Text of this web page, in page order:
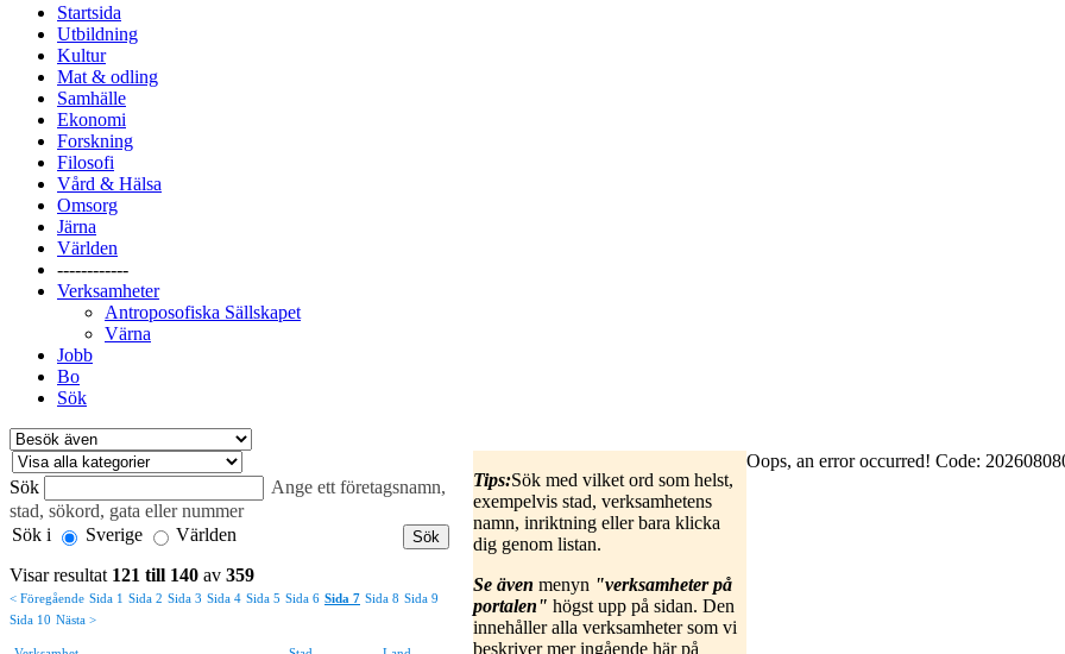
Startsida
Utbildning
Kultur
Mat & odling
Samhälle
Ekonomi
Forskning
Filosofi
Vård & Hälsa
Omsorg
Järna
Världen
------------
Verksamheter
Antroposofiska Sällskapet
Värna
Jobb
Bo
Sök
Sök
Ange ett företagsnamn,
stad, sökord, gata eller nummer
Sök i
Sverige Världen
Visar resultat 121 till 140 av 359
< Föregående Sida 1 Sida 2 Sida 3 Sida 4 Sida 5 Sida 6 Sida 7 Sida 8 Sida 9
Sida 10 Nästa >
Tips:Sök med vilket ord som helst,
exempelvis stad, verksamhetens
namn, inriktning eller bara klicka
dig genom listan.
Se även menyn "verksamheter på
portalen" högst upp på sidan. Den
innehåller alla verksamheter som vi
beskriver mer ingående här på
Oops, an error occurred! Code: